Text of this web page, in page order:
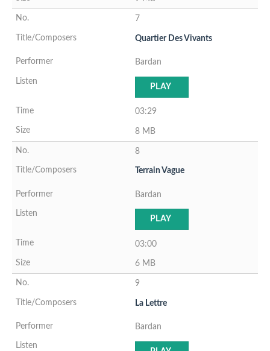
7
Quartier Des Vivants
Bardan
PLAY
03:29
8 MB
8
Terrain Vague
Bardan
PLAY
03:00
6 MB
9
La Lettre
Bardan